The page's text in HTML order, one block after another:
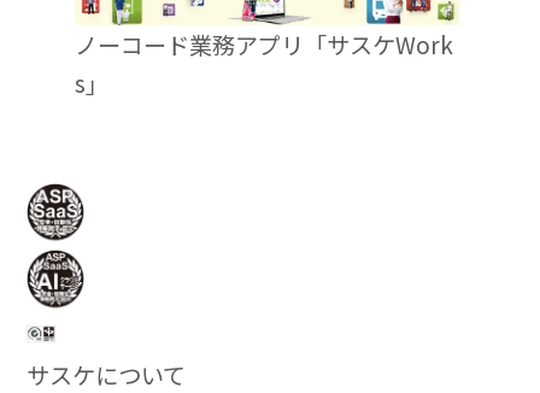
ノーコード業務アプリ「サスケWork
s」
サスケについて